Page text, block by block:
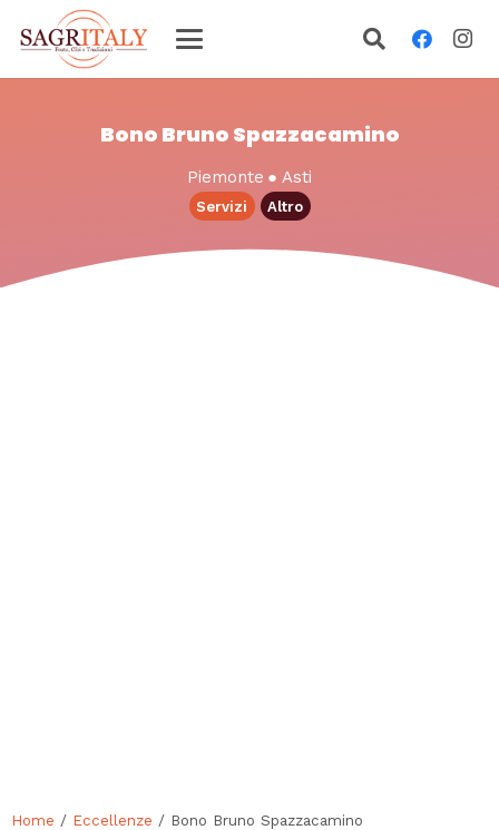
Bono Bruno Spazzacamino
Piemonte ● Asti
Servizi Altro
Home / Eccellenze / Bono Bruno Spazzacamino